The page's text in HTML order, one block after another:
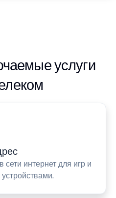
услуги
интернет для игр и